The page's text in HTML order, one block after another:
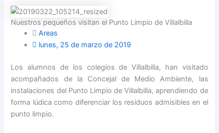
Nuestros pequeños visitan el Punto Limpio de Villalbilla
Areas
lunes, 25 de marzo de 2019
Los alumnos de los colegios de Villalbilla, han visitado
acompañados de la Concejal de Medio Ambiente, las
instalaciones del Punto Limpio de Villalbilla, aprendiendo de
forma lúdica como diferenciar los residuos admisibles en el
punto limpio.